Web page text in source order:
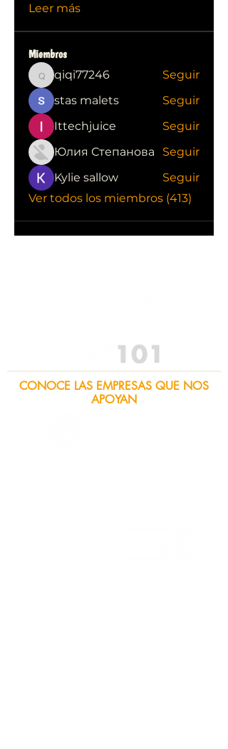
Leer más
Miembros
qiqi77246
qiqi77246
Seguir
stas malets
Seguir
Ittechjuice
Seguir
Юлия Степанова
Seguir
Kylie sallow
Seguir
Ver todos los miembros (413)
CONOCE LAS EMPRESAS QUE NOS
APOYAN